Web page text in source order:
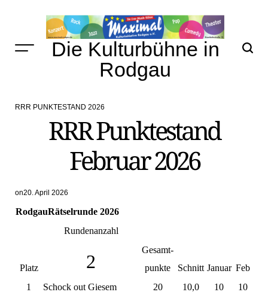
to
content
Die Kulturbühne in
Rodgau
POSTED
RRR PUNKTESTAND 2026
RRR Punktestand
Februar 2026
on20. April 2026
RodgauRätselrunde 2026
Rundenanzahl
Platz 2
Gesamt-
punkte
Schnitt Januar Feb
1
Schock out Giesem 20 10,0 10
10